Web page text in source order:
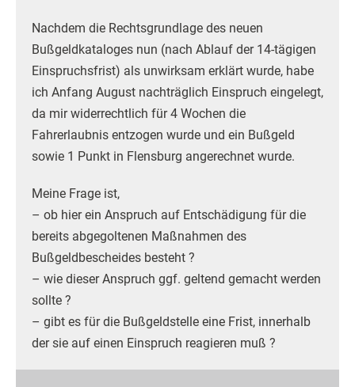
Nachdem die Rechtsgrundlage des neuen
Bußgeldkataloges nun (nach Ablauf der 14-tägigen
Einspruchsfrist) als unwirksam erklärt wurde, habe
ich Anfang August nachträglich Einspruch eingelegt,
da mir widerrechtlich für 4 Wochen die
Fahrerlaubnis entzogen wurde und ein Bußgeld
sowie 1 Punkt in Flensburg angerechnet wurde.
Meine Frage ist,
– ob hier ein Anspruch auf Entschädigung für die
bereits abgegoltenen Maßnahmen des
Bußgeldbescheides besteht ?
– wie dieser Anspruch ggf. geltend gemacht werden
sollte ?
– gibt es für die Bußgeldstelle eine Frist, innerhalb
der sie auf einen Einspruch reagieren muß ?